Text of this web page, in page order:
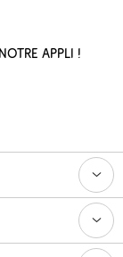
appli !